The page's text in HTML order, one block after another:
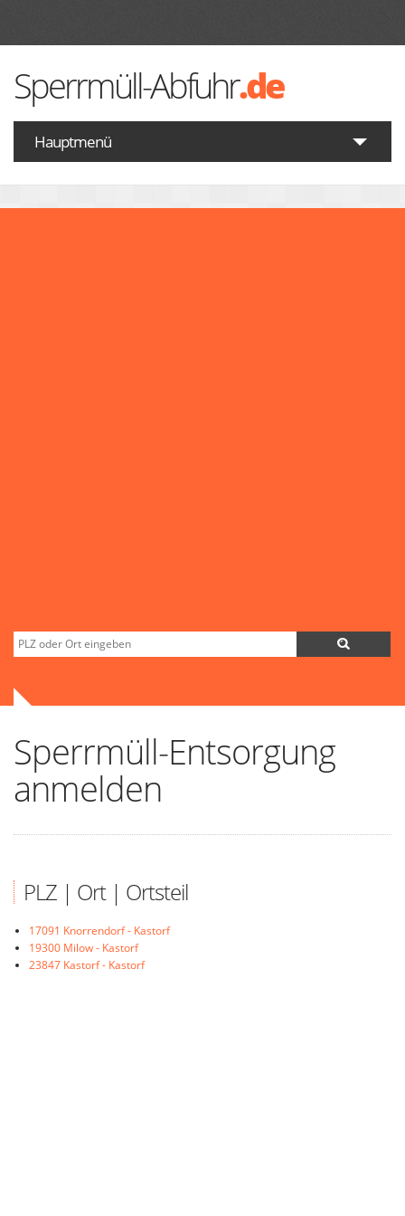
Sperrmüll-Abfuhr.de
Hauptmenü
Startseite
Sperrmüll-Entsorgung
anmelden
PLZ | Ort | Ortsteil
17091 Knorrendorf - Kastorf
19300 Milow - Kastorf
23847 Kastorf - Kastorf